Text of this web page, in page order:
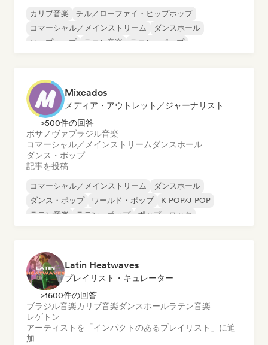
カリブ音楽
チル／ローファイ・ヒップホップ
コマーシャル／メインストリーム
ダンスホール
ヒップホップ
ラテン音楽
ラテン・ポップ
Mixeados
メディア・アウトレット／ジャーナリスト
>500件の回答
ボサノヴァブラジル音楽
コマーシャル／メインストリーム ダンスホール
ダンス・ポップ
記事を投稿
コマーシャル／メインストリーム
ダンスホール
ダンス・ポップ
ワールド・ポップ
K-POP/J-POP
ラテン音楽
ラテン・ポップ ポップ・ロック
Latin Heatwaves
プレイリスト・キュレーター
>1600件の回答
ブラジル音楽カリブ音楽ダンスホールラテン音楽
レゲトン
アーティストを「インパクトのあるプレイリスト」に追
加